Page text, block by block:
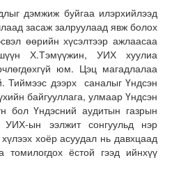
дэмжиж буйгаа илэрхийлээд
засаж залруулаад явж болох
өөрийн хүсэлтээр ажлаасаа
Х.Тэмүүжин, УИХ хуулиа
юм. Цэц магадлалаа
Тиймээс дээрх саналыг Үндсэн
байгууллага, улмаар Үндсэн
бол Үндэсний аудитын газрын
ын ээлжит сонгуульд нэр
хоёр асуудал нь давхцаад
ёстой гээд ийнхүү